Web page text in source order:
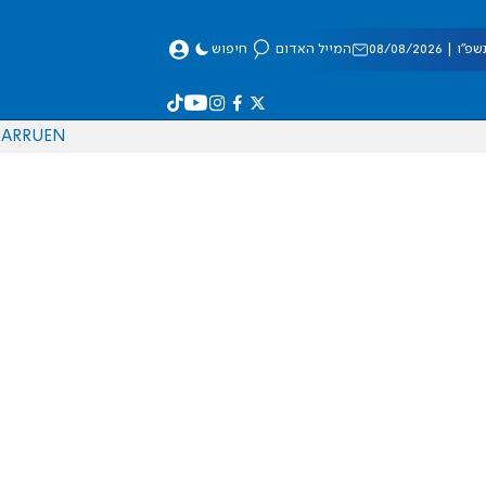
08/2026 המייל האדום חיפוש
EN
RU
AR